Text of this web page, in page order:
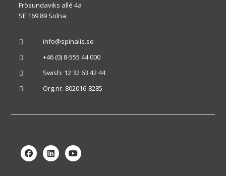
Frösundaviks allé 4a
SE 169 89 Solna
 info@spinalis.se
 +46 (0) 8-555 44 000
 Swish: 12 32 63 42 44
 Org.nr. 802016-8285